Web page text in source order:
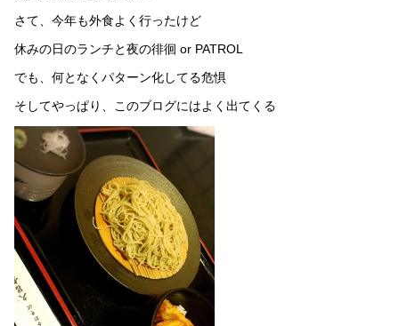
さて、今年も外食よく行ったけど
休みの日のランチと夜の徘徊 or PATROL
でも、何となくパターン化してる危惧
そしてやっぱり、このブログにはよく出てくる